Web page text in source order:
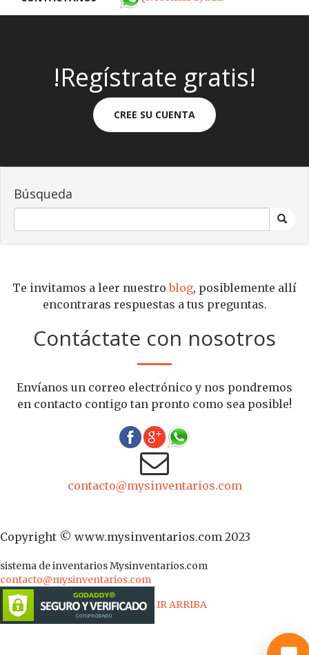
!Regístrate gratis!
CREE SU CUENTA
Búsqueda
Te invitamos a leer nuestroblog, posiblemente allí
encontraras respuestas a tus preguntas.
Contáctate con nosotros
Envíanos un correo electrónico y nos pondremos
en contacto contigo tan pronto como sea posible!
contacto@mysinventarios.com
Copyright © www.mysinventarios.com 2023
sistema de inventariosMysinventarios.com
contacto@mysinventarios.com
IR ARRIBA